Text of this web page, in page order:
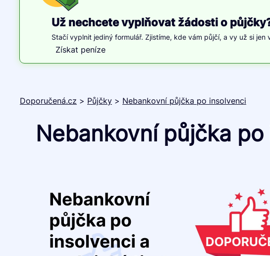
Už nechcete vyplňovat žádosti o
Stačí vyplnit jediný formulář. Zjistíme, kde vám půjčí, a vy už si jen
Získat peníze
Doporučená.cz > Půjčky > Nebankovní půjčka po insolvenci
Nebankovní půjčka